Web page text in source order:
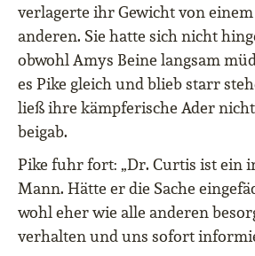
verlagerte ihr Gewicht von
anderen. Sie hatte sich nicht
obwohl Amys Beine langsam
es Pike gleich und blieb starr
ließ ihre kämpferische Ader
beigab.
Pike fuhr fort: „Dr. Curtis ist ein
Mann. Hätte er die Sache
wohl eher wie alle anderen
verhalten und uns sofort